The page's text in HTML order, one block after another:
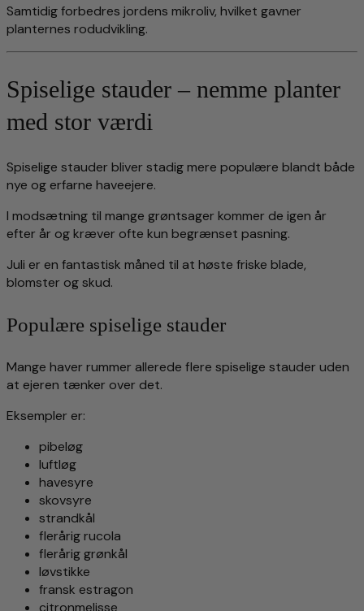
Samtidig forbedres jordens mikroliv, hvilket gavner
planternes rodudvikling.
Spiselige stauder – nemme planter
med stor værdi
Spiselige stauder bliver stadig mere populære blandt både
nye og erfarne haveejere.
I modsætning til mange grøntsager kommer de igen år
efter år og kræver ofte kun begrænset pasning.
Juli er en fantastisk måned til at høste friske blade,
blomster og skud.
Populære spiselige stauder
Mange haver rummer allerede flere spiselige stauder uden
at ejeren tænker over det.
Eksempler er:
pibeløg
luftløg
havesyre
skovsyre
strandkål
flerårig rucola
flerårig grønkål
løvstikke
fransk estragon
citronmelisse